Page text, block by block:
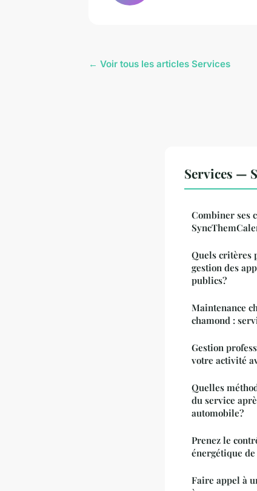
← Voir tous les articles Services
Services —
Combiner ses
Quels critères
gestion des
publics?
Maintenance
chamond :
Gestion
votre activité
Quelles
du service
automobile?
Prenez le
énergétique
Faire appel à